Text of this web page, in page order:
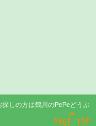
しの方は鶴川のPePeどうぶ